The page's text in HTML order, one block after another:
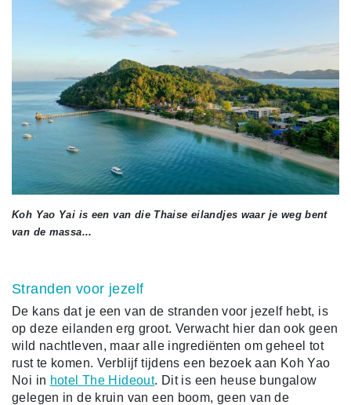
Koh Yao Yai is een van die Thaise eilandjes waar je weg bent
van de massa...
Stranden voor jezelf
De kans dat je een van de stranden voor jezelf hebt, is
op deze eilanden erg groot. Verwacht hier dan ook geen
wild nachtleven, maar alle ingrediënten om geheel tot
rust te komen. Verblijf tijdens een bezoek aan Koh Yao
Noi in hotel The Hideout. Dit is een heuse bungalow
gelegen in de kruin van een boom, geen van de